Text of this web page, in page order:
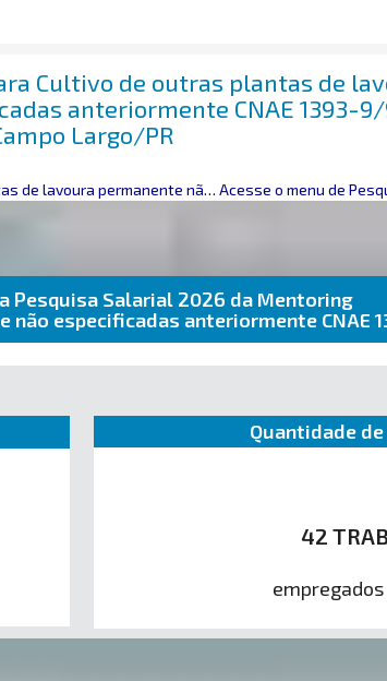
Cultivo de outras plantas de
anteriormente CNAE 1393-
Largo/PR
não especificadas anteriormente Acesse o menu de
Pesquisa Salarial 2026 da Mentoring
especificadas anteriormente CNAE
Quantidade
42